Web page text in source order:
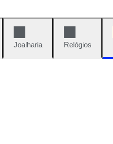
Joalharia Relógios